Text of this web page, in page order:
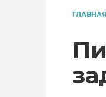
ГЛАВНАЯ